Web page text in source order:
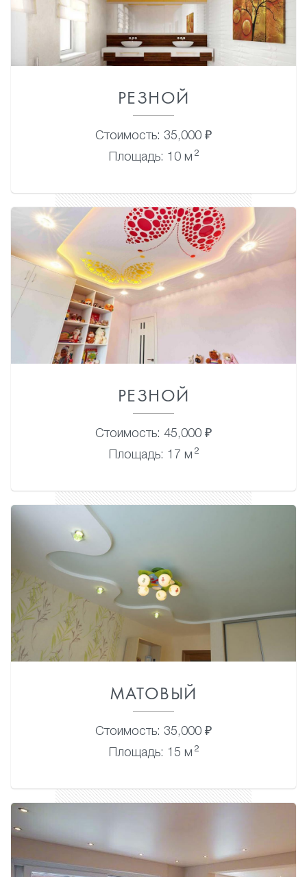
РЕЗНОЙ
Стоимость: 35,000 ₽
Площадь: 10 м 2
РЕЗНОЙ
Стоимость: 45,000 ₽
Площадь: 17 м 2
МАТОВЫЙ
Стоимость: 35,000 ₽
Площадь: 15 м 2